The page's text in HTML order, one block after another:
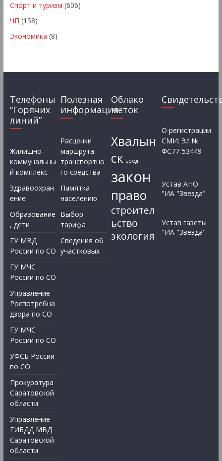
Спорт и туризм (606)
ЧП (158)
Экономика (8)
Телефоны
“Горячих
линий”
Жилищно-
коммунальны
й комплекс
Здравоохран
ение
Образование
, дети
ГУ МВД
России по СО
ГУ МЧС
России по СО
Управление
Роспотребна
дзора по СО
ГУ МЧС
России по СО
УФСБ России
по СО
Прокуратура
Саратовской
области
Управление
ГИБДД МВД
Саратовской
области
Полезная
информация
Расценки
маршрута
транспортно
го средства
Памятка
населению
Выбор
тарифа
Сведения об
участковых
Облако
меток
Хвалын
ск вред
закон
право
строител
ьство
экология
О регистрации
СМИ: Эл №
ФС77-53449
Устав АНО
"ИА "Звезда"
Устав газеты
"ИА "Звезда"